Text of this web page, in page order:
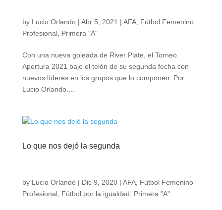
by Lucio Orlando| Abr 5, 2021 | AFA, Fútbol Femenino
Profesional, Primera "A"
Con una nueva goleada de River Plate, el Torneo
Apertura 2021 bajo el telón de su segunda fecha con
nuevos líderes en los grupos que lo componen. Por
Lucio Orlando....
Lo que nos dejó la segunda
by Lucio Orlando| Dic 9, 2020| AFA, Fútbol Femenino
Profesional, Fútbol por la igualdad Primera "A"